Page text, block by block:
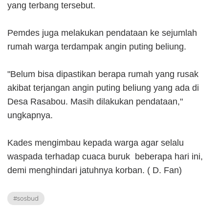
yang terbang tersebut.
Pemdes juga melakukan pendataan ke sejumlah
rumah warga terdampak angin puting beliung.
"Belum bisa dipastikan berapa rumah yang rusak
akibat terjangan angin puting beliung yang ada di
Desa Rasabou. Masih dilakukan pendataan,"
ungkapnya.
Kades mengimbau kepada warga agar selalu
waspada terhadap cuaca buruk beberapa hari ini,
demi menghindari jatuhnya korban. ( D. Fan)
#sosbud